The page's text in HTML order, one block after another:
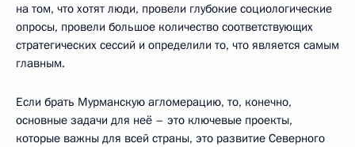
на том, что хотят люди, провели глубокие социологические
опросы, провели большое количество соответствующих
стратегических сессий и определили то, что является самым
главным.
Если брать Мурманскую агломерацию, то, конечно,
основные задачи для неё – это ключевые проекты,
которые важны для всей страны, это развитие Северного